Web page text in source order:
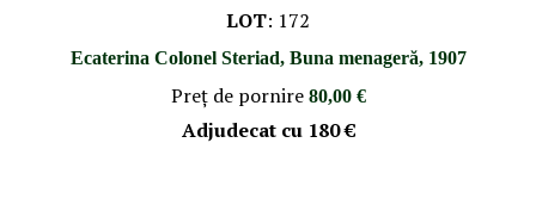
LOT: 172
Ecaterina Colonel Steriad, Buna menageră, 1907
Preţ de pornire 80,00 €
Adjudecat cu 180 €